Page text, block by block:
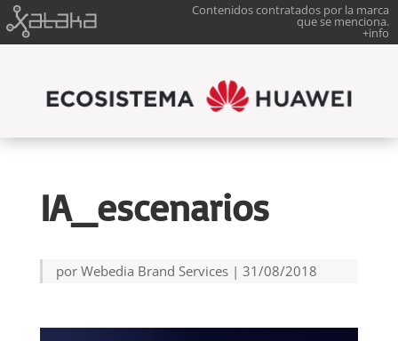
Contenidos contratados por la marca
que se menciona.
+info
IA_escenarios
por Webedia Brand Services| 31/08/2018